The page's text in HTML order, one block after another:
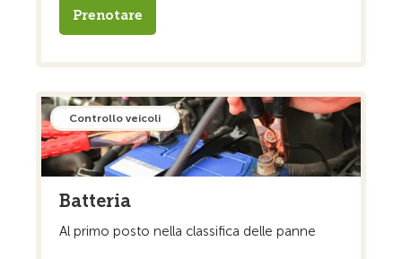
Prenotare
Controllo veicoli
Batteria
Al primo posto nella classifica delle panne